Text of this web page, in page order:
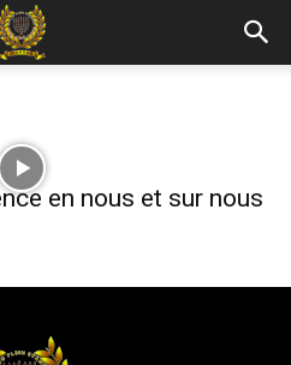
en nous et sur nous